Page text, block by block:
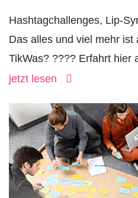
Hashtagchallenges, Lip-
Das alles und viel mehr ist
TikWas? ???? Erfahrt hier
jetzt lesen